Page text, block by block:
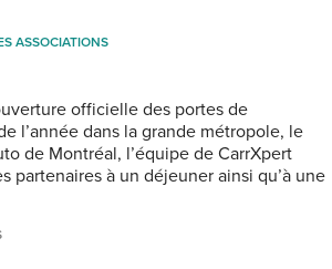
ASSOCIATIONS
officielle des portes de
l’année dans la grande métropole, le
de Montréal, l’équipe de CarrXpert
partenaires à un déjeuner ainsi qu’à une